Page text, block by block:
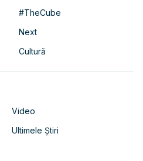
#TheCube
Next
Cultură
Video
Ultimele Știri